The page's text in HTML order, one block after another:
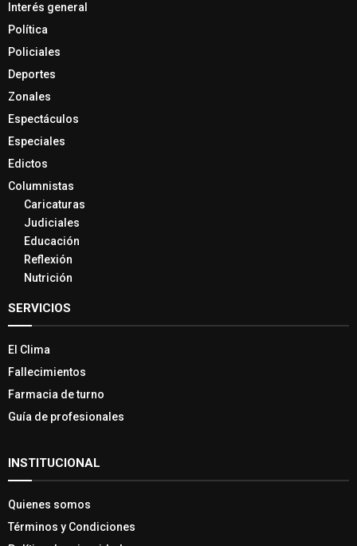
Interés general
Política
Policiales
Deportes
Zonales
Espectáculos
Especiales
Edictos
Columnistas
Caricaturas
Judiciales
Educación
Reflexión
Nutrición
SERVICIOS
El Clima
Fallecimientos
Farmacia de turno
Guía de profesionales
INSTITUCIONAL
Quienes somos
Términos y Condiciones